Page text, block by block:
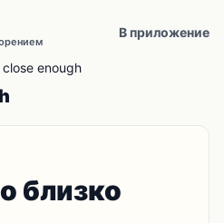
В приложение
enough
близко